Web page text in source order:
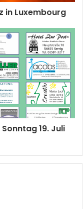
in Luxembourg
19. Juli